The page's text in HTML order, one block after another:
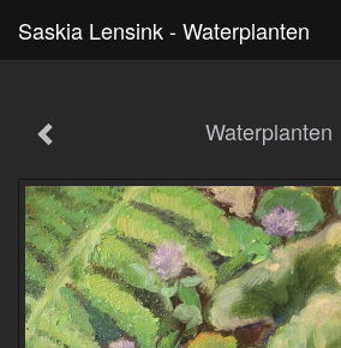
Saskia Lensink - Waterplanten
Waterplanten